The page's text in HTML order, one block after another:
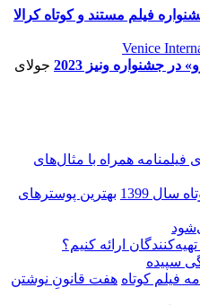
فیلم مستند و کوتاه کرالا
جشنواره ونیز 2023
جولای
همراه با مثال‌های
بهترین پوسترهای
ارائه کنیم؟
سپیده
هفت قانونِ نوشتن